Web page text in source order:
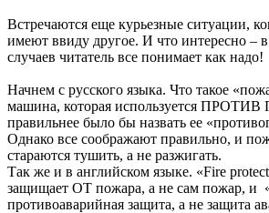
Встречаются еще курьезные ситуации,
имеют ввиду другое. И что интересно –
случаев читатель все понимает как надо!
Начнем с русского языка. Что такое
машина, которая используется
правильнее было бы назвать ее
Однако все соображают правильно, и
стараются тушить, а не разжигать.
Так же и в английском языке. «Fire
защищает ОТ пожара, а не сам пожар, и
противоаварийная защита, а не защита